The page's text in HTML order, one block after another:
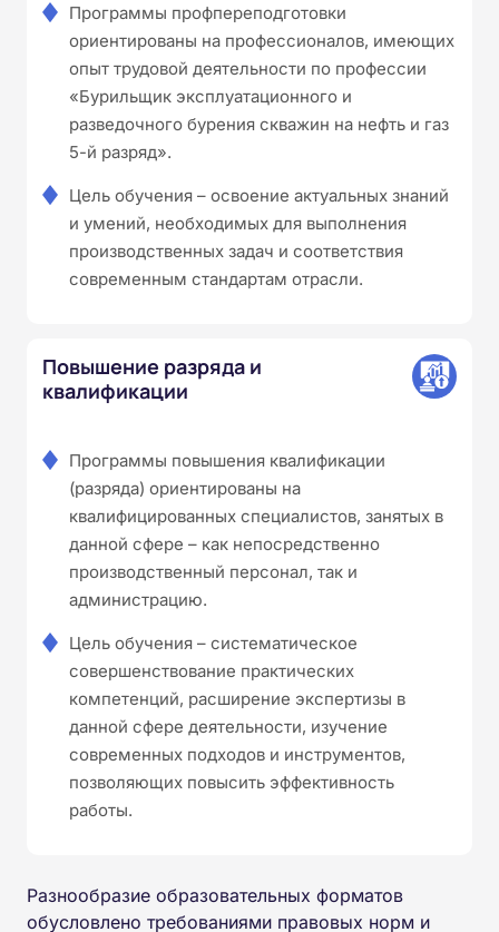
Программы профпереподготовки
ориентированы на профессионалов, имеющих
опыт трудовой деятельности по профессии
«Бурильщик эксплуатационного и
разведочного бурения скважин на нефть и газ
5-й разряд».
Цель обучения – освоение актуальных знаний
и умений, необходимых для выполнения
производственных задач и соответствия
современным стандартам отрасли.
Повышение разряда и
квалификации
Программы повышения квалификации
(разряда) ориентированы на
квалифицированных специалистов, занятых в
данной сфере – как непосредственно
производственный персонал, так и
администрацию.
Цель обучения – систематическое
совершенствование практических
компетенций, расширение экспертизы в
данной сфере деятельности, изучение
современных подходов и инструментов,
позволяющих повысить эффективность
работы.
Разнообразие образовательных форматов
обусловлено требованиями правовых норм и